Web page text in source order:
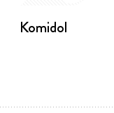
Komidol